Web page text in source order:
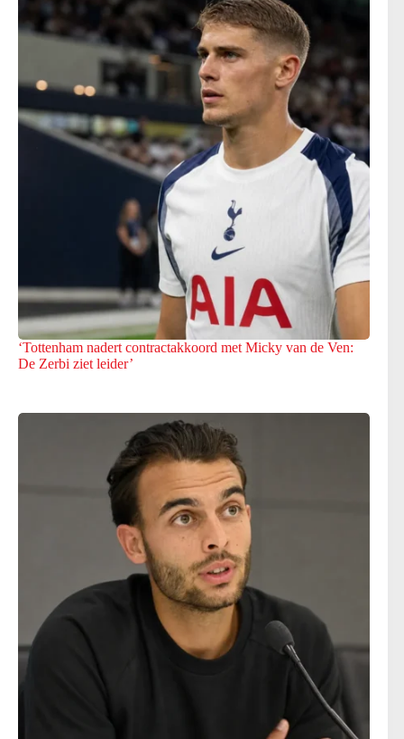
‘Tottenham nadert contractakkoord met Micky van de Ven:
De Zerbi ziet leider’